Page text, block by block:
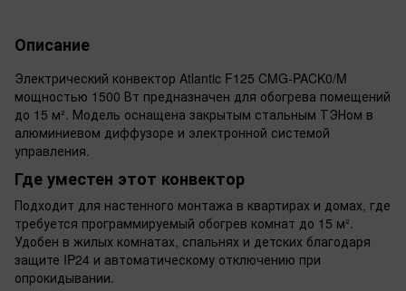
Описание
Электрический конвектор Atlantic F125 CMG-PACK0/M
мощностью 1500 Вт предназначен для обогрева помещений
до 15 м². Модель оснащена закрытым стальным ТЭНом в
алюминиевом диффузоре и электронной системой
управления.
Где уместен этот конвектор
Подходит для настенного монтажа в квартирах и домах, где
требуется программируемый обогрев комнат до 15 м².
Удобен в жилых комнатах, спальнях и детских благодаря
защите IP24 и автоматическому отключению при
опрокидывании.